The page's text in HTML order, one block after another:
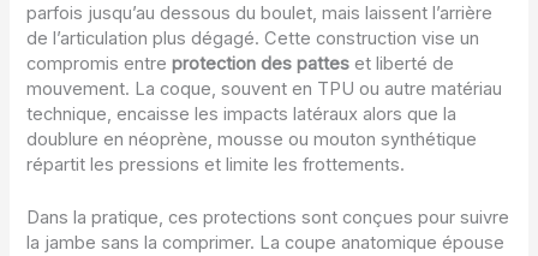
parfois jusqu’au dessous du boulet, mais laissent l’arrière
de l’articulation plus dégagé. Cette construction vise un
compromis entreprotection des pattes et liberté de
mouvement. La coque, souvent en TPU ou autre matériau
technique, encaisse les impacts latéraux alors que la
doublure en néoprène, mousse ou mouton synthétique
répartit les pressions et limite les frottements.
Dans la pratique, ces protections sont conçues pour suivre
la jambe sans la comprimer. La coupe anatomique épouse